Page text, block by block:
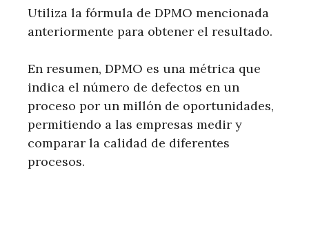
Utiliza la fórmula de DPMO mencionada
anteriormente para obtener el resultado.
En resumen, DPMO es una métrica que
indica el número de defectos en un
proceso por un millón de oportunidades,
permitiendo a las empresas medir y
comparar la calidad de diferentes
procesos.